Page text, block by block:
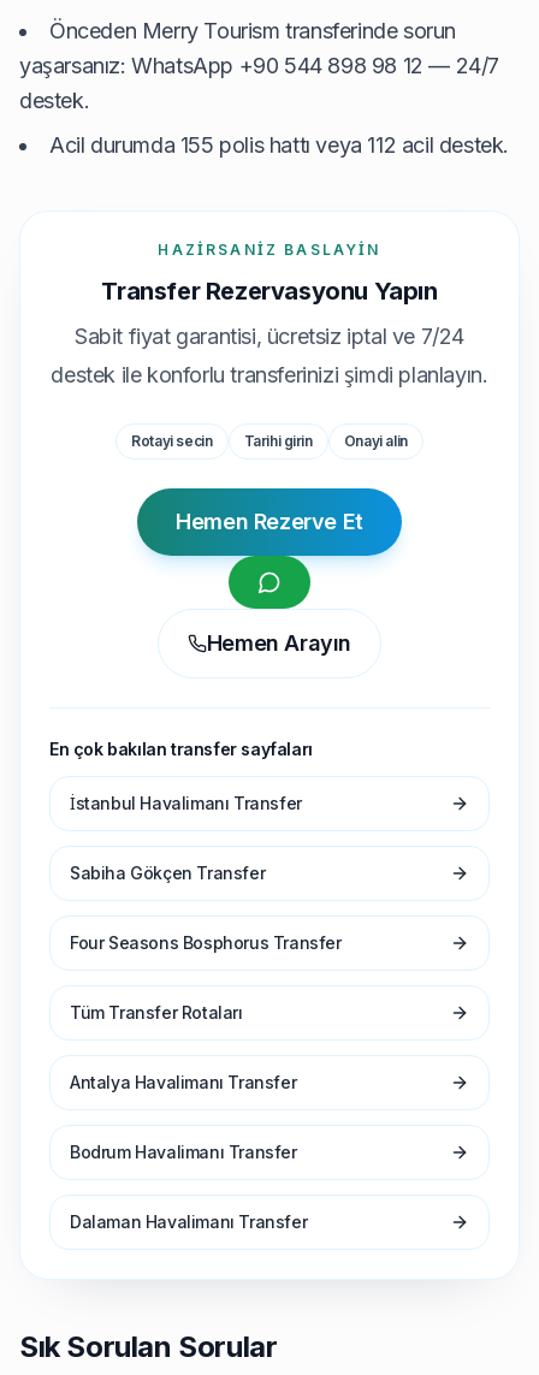
Önceden Merry Tourism transferinde sorun
yaşarsanız: WhatsApp +90 544 898 98 12 — 24/7
destek.
Acil durumda 155 polis hattı veya 112 acil destek.
HAZIRSANIZ BASLAYIN
Transfer Rezervasyonu Yapın
Sabit fiyat garantisi, ücretsiz iptal ve 7/24
destek ile konforlu transferinizi şimdi planlayın.
Rotayi secin Tarihi girin Onayi alin
Hemen Rezerve Et
Hemen Arayın
En çok bakılan transfer sayfaları
İstanbul Havalimanı Transfer
Sabiha Gökçen Transfer
Four Seasons Bosphorus Transfer
Tüm Transfer Rotaları
Antalya Havalimanı Transfer
Bodrum Havalimanı Transfer
Dalaman Havalimanı Transfer
Sık Sorulan Sorular